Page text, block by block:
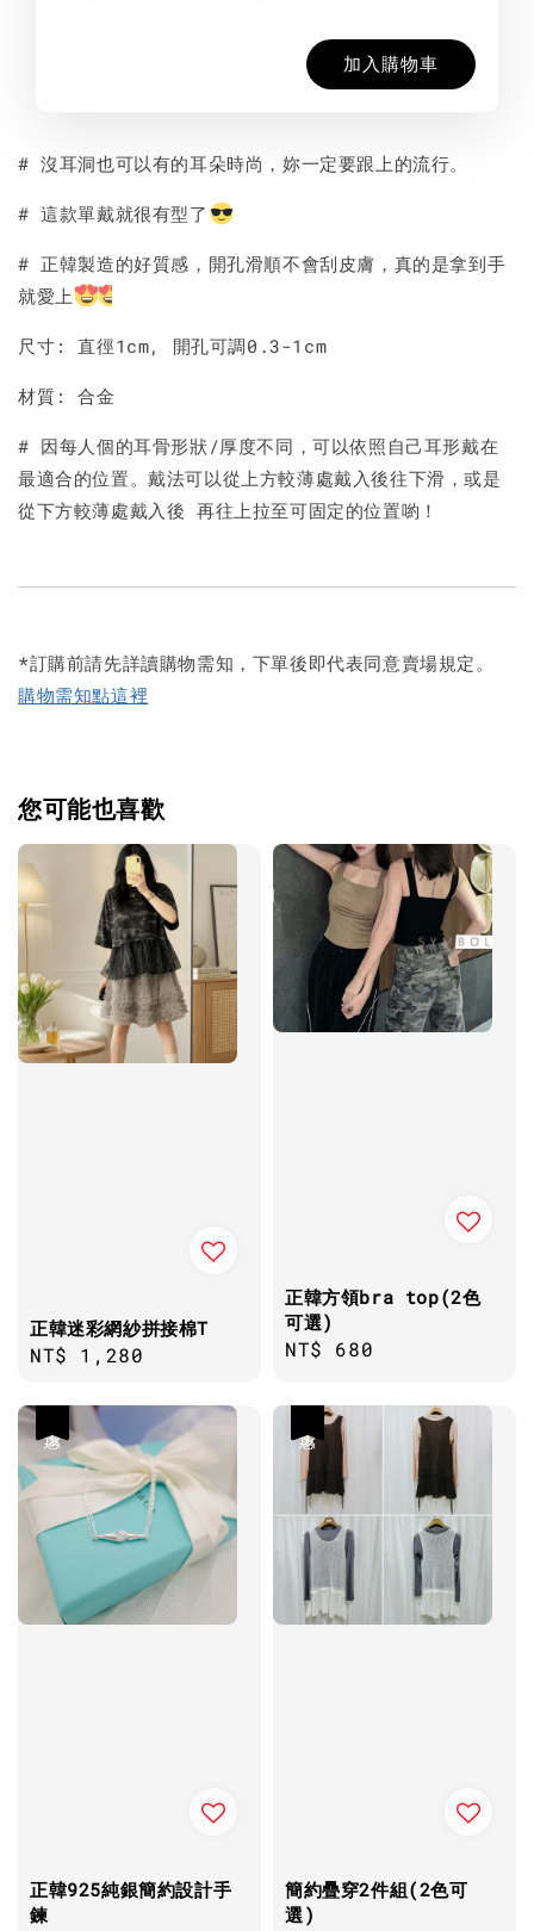
加入購物車
# 沒耳洞也可以有的耳朵時尚，妳一定要跟上的流行。
# 這款單戴就很有型了
# 正韓製造的好質感，開孔滑順不會刮皮膚，真的是拿到手
就愛上
尺寸: 直徑1cm, 開孔可調0.3-1cm
材質: 合金
# 因每人個的耳骨形狀/厚度不同，可以依照自己耳形戴在
最適合的位置。戴法可以從上方較薄處戴入後往下滑，或是
從下方較薄處戴入後 再往上拉至可固定的位置喲！
*訂購前請先詳讀購物需知，下單後即代表同意賣場規定。
購物需知點這裡
您可能也喜歡
正韓迷彩網紗拼接棉T
Regular
NT$ 1,280
正韓方領bra top(2色
可選)
Regular
NT$ 680
正韓925純銀簡約設計手
鍊
簡約疊穿2件組(2色可
選)